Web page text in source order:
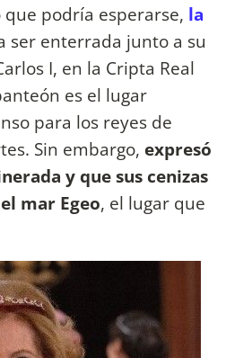
podría esperarse, la
ser enterrada junto a su
I, en la Cripta Real
es el lugar
para los reyes de
Sin embargo, expresó
y que sus cenizas
mar Egeo, el lugar que